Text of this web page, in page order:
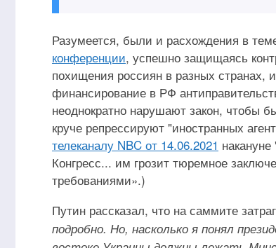
Разумеется, были и расхождения в
конференции, успешно защищаясь
похищения россиян в разных
финансирование в РФ
неоднократно нарушают закон, чтобы
круче репрессируют "иностранных
телеканалу NBC от 14.06.2021
Конгресс... им грозит тюремное
требованиями».)
Путин рассказал, что на саммите
подробно. Но, насколько я понял